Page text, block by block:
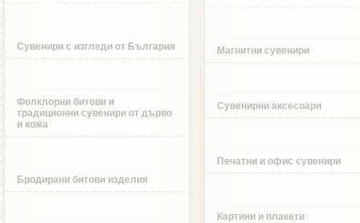
Сувенири с изгледи от България
Фолклорни битови и
традиционни сувенири от дърво
и кожа
Бродирани битови изделия
Магнитни сувенири
Сувенирни аксесоари
Печатни и офис сувенири
Картини и плакети